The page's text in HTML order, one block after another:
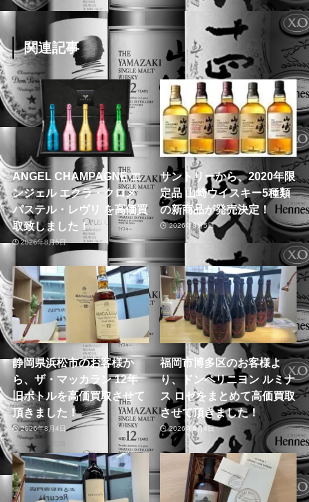
関連記事
ANGEL CHAMPAGNE エ
ンジェル エクラ・クロメ
パステル・レヴリ を高価買
取致しました！
2026年8月5日
サントリーから、2020年限
定品 山崎ウイスキー5種類
の新商品が発売決定！
2026年8月5日
静岡県浜松市のお客様か
ら、ザ・マッカラン 12年
旧ボトルを高価買取させて
頂きました！
2026年8月4日
福岡市博多区のお客様よ
り、ドンペリニヨン ルミナ
ス ロゼをまとめて高価買取
させて頂きました！
2026年8月4日